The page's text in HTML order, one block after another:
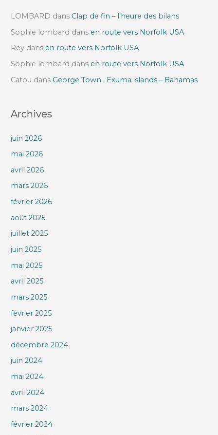
LOMBARD dans Clap de fin – l’heure des bilans
Sophie lombard dans en route vers Norfolk USA
Rey dans en route vers Norfolk USA
Sophie lombard dans en route vers Norfolk USA
Catou dans George Town , Exuma islands – Bahamas
Archives
juin 2026
mai 2026
avril 2026
mars 2026
février 2026
août 2025
juillet 2025
juin 2025
mai 2025
avril 2025
mars 2025
février 2025
janvier 2025
décembre 2024
juin 2024
mai 2024
avril 2024
mars 2024
février 2024